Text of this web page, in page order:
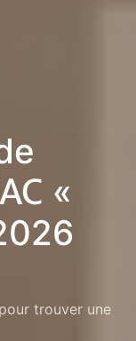
«
trouver une